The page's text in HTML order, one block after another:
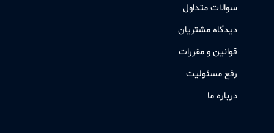
سوالات متداول
دیدگاه مشتریان
قوانین و مقررات
رفع مسئولیت
درباره ما